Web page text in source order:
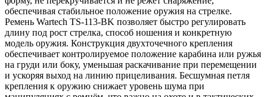
обеспечивая стабильное положение оружия на стрелке.
Ремень Wartech TS-113-BK позволяет быстро регулировать
длину под рост стрелка, способ ношения и конкретную
модель оружия. Конструкция двухточечного крепления
обеспечивает контролируемое положение карабина или ружья
на груди или боку, уменьшая раскачивание при перемещении
и ускоряя выход на линию прицеливания. Бесшумная петля
крепления к оружию снижает уровень шума при